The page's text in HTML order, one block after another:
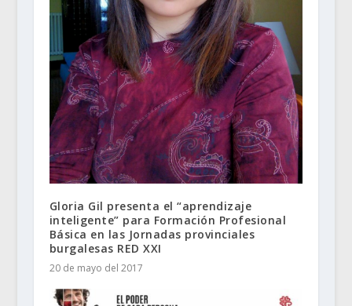
Gloria Gil presenta el “aprendizaje
inteligente” para Formación Profesional
Básica en las Jornadas provinciales
burgalesas RED XXI
20 de mayo del 2017